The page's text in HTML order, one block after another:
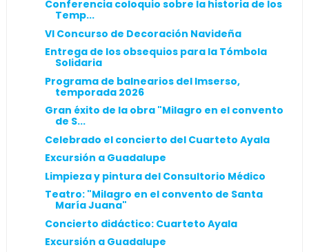
Conferencia coloquio sobre la historia de los
Temp...
VI Concurso de Decoración Navideña
Entrega de los obsequios para la Tómbola
Solidaria
Programa de balnearios del Imserso,
temporada 2026
Gran éxito de la obra "Milagro en el convento
de S...
Celebrado el concierto del Cuarteto Ayala
Excursión a Guadalupe
Limpieza y pintura del Consultorio Médico
Teatro: "Milagro en el convento de Santa
María Juana"
Concierto didáctico: Cuarteto Ayala
Excursión a Guadalupe